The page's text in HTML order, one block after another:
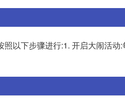
以下步骤进行:1. 开启大闹活